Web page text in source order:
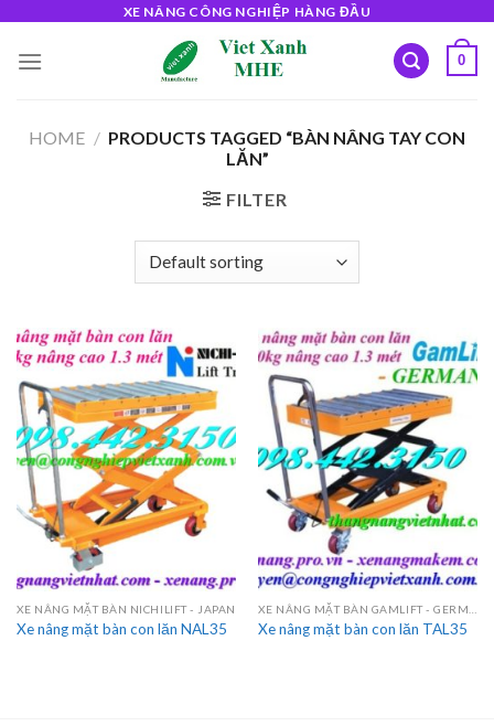
content
XE NÂNG CÔNG NGHIỆP HÀNG ĐẦU
0
HOME / PRODUCTS TAGGED “BÀN NÂNG TAY CON
LĂN”
FILTER
XE NÂNG MẶT BÀN NICHILIFT - JAPAN
Xe nâng mặt bàn con lăn NAL35 Xe nâng mặt bàn con lăn TAL35